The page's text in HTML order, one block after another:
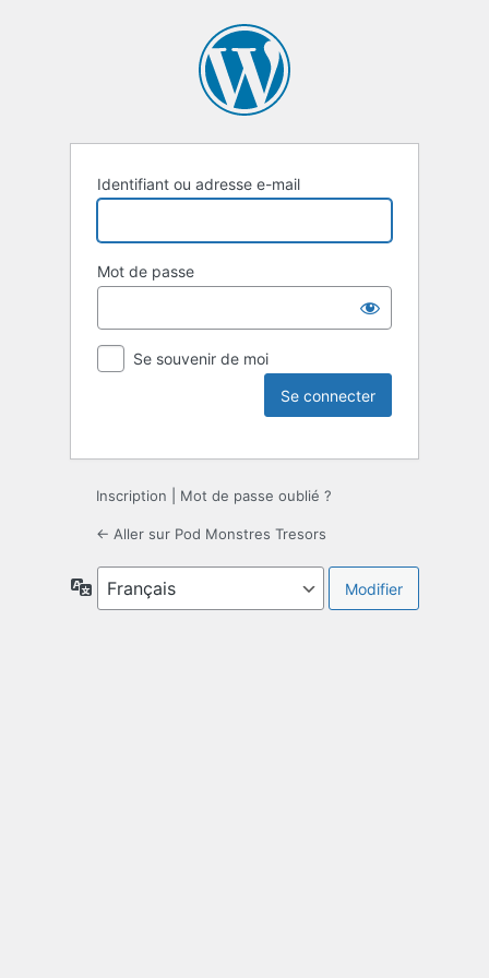
Identifiant ou adresse e-mail
Mot de passe
Se souvenir de moi
Inscription Mot de passe oublié ?
← Aller sur Pod Monstres Tresors
Langue